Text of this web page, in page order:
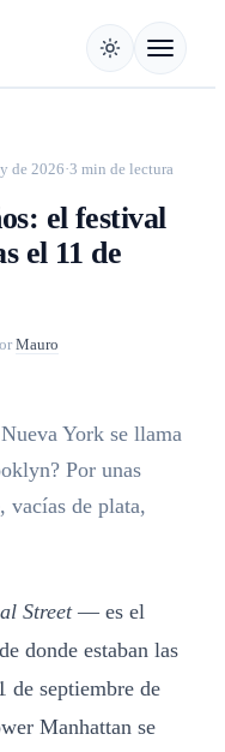
de 2026·3 min de lectura
el festival
el 11 de
Mauro
York se llama
Por unas
vacías de plata,
Street— es el
donde estaban las
de septiembre de
Manhattan se